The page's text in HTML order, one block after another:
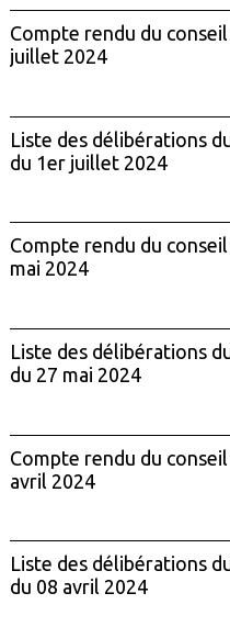
Compte rendu du
juillet 2024
Liste des délibérations
du 1er juillet 2024
Compte rendu du
mai 2024
Liste des délibérations
du 27 mai 2024
Compte rendu du
avril 2024
Liste des délibérations
du 08 avril 2024